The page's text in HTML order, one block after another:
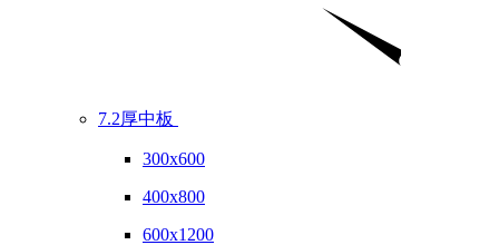
7.2厚中板
300x600
400x800
600x1200